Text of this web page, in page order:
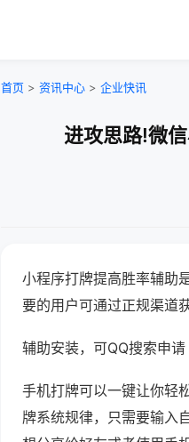
首页 > 资讯中心 > 企业快讯
进攻思路!微
小程序打牌提高胜率辅助
要的用户可通过正规渠道
辅助安装，可QQ搜索申
手机打牌可以一键让你轻
牌系统规律，只需要输入